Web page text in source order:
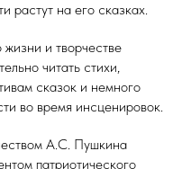
растут на его сказках.
и творчестве
читать стихи,
сказок и немного
во время инсценировок.
А.С. Пушкина
патриотического